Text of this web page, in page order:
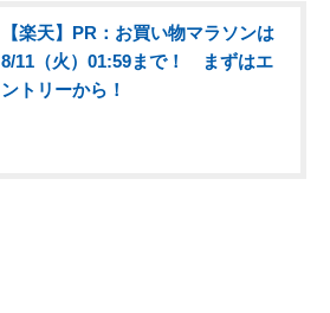
【楽天】PR：お買い物マラソンは
8/11（火）01:59まで！ まずはエ
ントリーから！